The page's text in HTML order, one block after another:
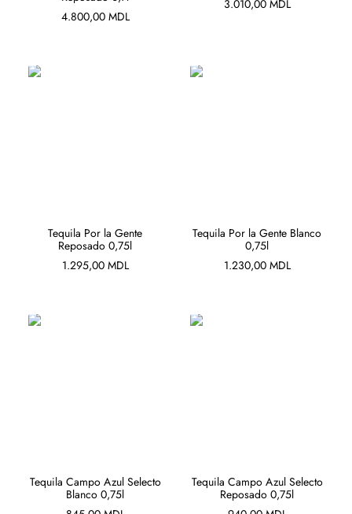
4.800,00 MDL
3.010,00 MDL
ADAUGĂ ÎN COȘ
Tequila Por la Gente
Reposado 0,75l
1.295,00 MDL
ADAUGĂ ÎN COȘ
Tequila Por la Gente Blanco
0,75l
1.230,00 MDL
ADAUGĂ ÎN COȘ
Tequila Campo Azul Selecto
Blanco 0,75l
ADAUGĂ ÎN COȘ
Tequila Campo Azul Selecto
Reposado 0,75l